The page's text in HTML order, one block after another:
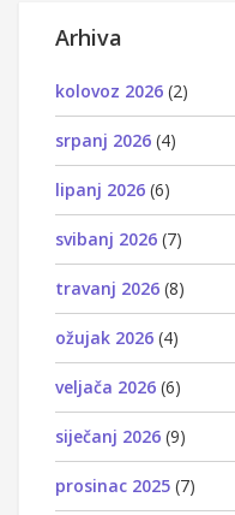
Arhiva
kolovoz 2026 (2)
srpanj 2026 (4)
lipanj 2026 (6)
svibanj 2026 (7)
travanj 2026 (8)
ožujak 2026 (4)
veljača 2026 (6)
siječanj 2026 (9)
prosinac 2025 (7)